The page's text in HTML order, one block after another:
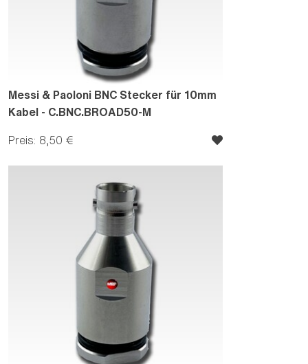
Messi & Paoloni BNC Stecker für 10mm
Kabel - C.BNC.BROAD50-M
Preis: 8,50 €